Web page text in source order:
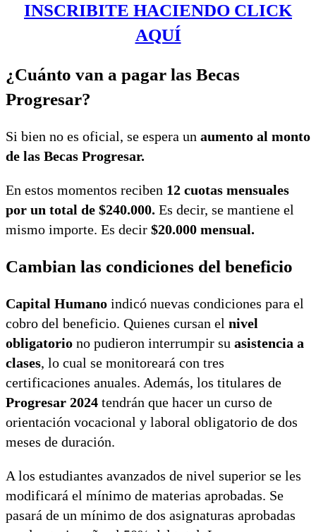
INSCRIBITE HACIENDO CLICK
AQUÍ
¿Cuánto van a pagar las Becas
Progresar?
Si bien no es oficial, se espera un aumento al monto
de las Becas Progresar.
En estos momentos reciben 12 cuotas mensuales
por un total de $240.000. Es decir, se mantiene el
mismo importe. Es decir $20.000 mensual.
Cambian las condiciones del beneficio
Capital Humano indicó nuevas condiciones para el
cobro del beneficio. Quienes cursan el nivel
obligatorio no pudieron interrumpir su asistencia a
clases, lo cual se monitoreará con tres
certificaciones anuales. Además, los titulares de
Progresar 2024 tendrán que hacer un curso de
orientación vocacional y laboral obligatorio de dos
meses de duración.
A los estudiantes avanzados de nivel superior se les
modificará el mínimo de materias aprobadas. Se
pasará de un mínimo de dos asignaturas aprobadas